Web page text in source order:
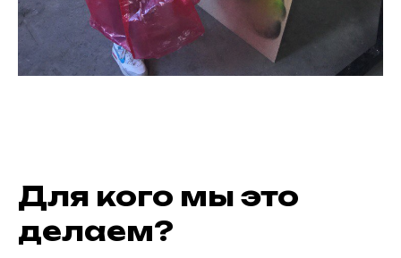
Для кого мы это
делаем?